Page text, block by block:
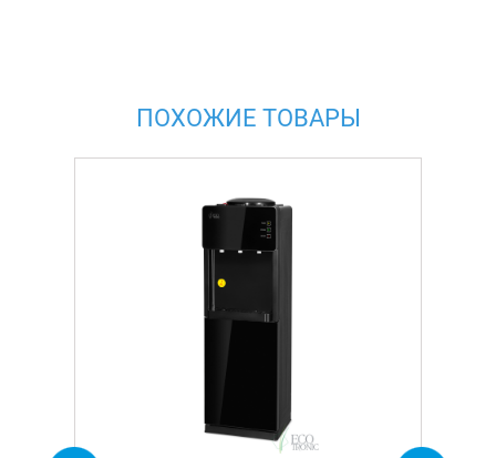
ПОХОЖИЕ ТОВАРЫ